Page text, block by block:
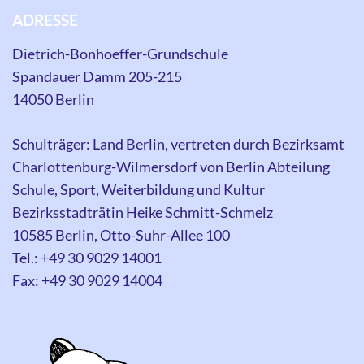
ADRESSE
Dietrich-Bonhoeffer-Grundschule
Spandauer Damm 205-215
14050 Berlin
Schulträger: Land Berlin, vertreten durch Bezirksamt
Charlottenburg-Wilmersdorf von Berlin Abteilung
Schule, Sport, Weiterbildung und Kultur
Bezirksstadträtin Heike Schmitt-Schmelz
10585 Berlin, Otto-Suhr-Allee 100
Tel.: +49 30 9029 14001
Fax: +49 30 9029 14004